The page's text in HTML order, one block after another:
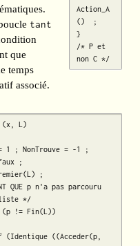
tant
que
temps
associé.
Action_A
()  ;
}
/* P et
non C */
(x, L)
;
*/